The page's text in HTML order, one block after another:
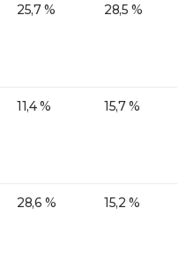
25,7 % 28,5 %
11,4 % 15,7 %
28,6 % 15,2 %